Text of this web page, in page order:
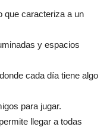
que caracteriza a un
y espacios
cada día tiene algo
para jugar.
llegar a todas